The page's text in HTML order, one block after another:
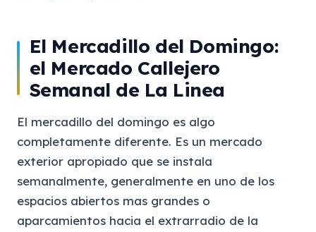
El Mercadillo del Domingo:
el Mercado Callejero
Semanal de La Linea
El mercadillo del domingo es algo
completamente diferente. Es un mercado
exterior apropiado que se instala
semanalmente, generalmente en uno de los
espacios abiertos mas grandes o
aparcamientos hacia el extrarradio de la